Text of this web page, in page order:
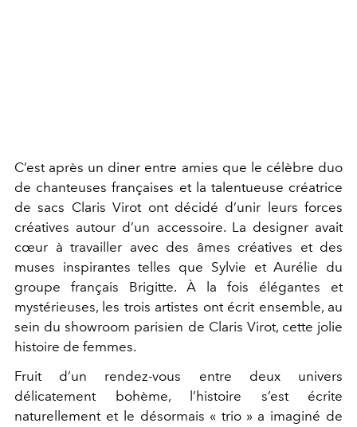
C’est après un diner entre amies que le célèbre duo
de chanteuses françaises et la talentueuse créatrice
de sacs Claris Virot ont décidé d’unir leurs forces
créatives autour d’un accessoire. La designer avait
cœur à travailler avec des âmes créatives et des
muses inspirantes telles que Sylvie et Aurélie du
groupe français Brigitte. À la fois élégantes et
mystérieuses, les trois artistes ont écrit ensemble, au
sein du showroom parisien de Claris Virot, cette jolie
histoire de femmes.
Fruit d’un rendez-vous entre deux univers
délicatement bohème, l’histoire s’est écrite
naturellement et le désormais « trio » a imaginé de